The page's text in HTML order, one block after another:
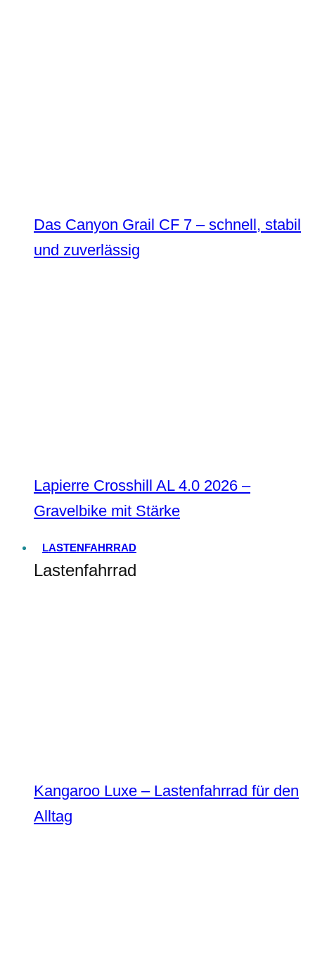
Das Canyon Grail CF 7 – schnell, stabil
und zuverlässig
Lapierre Crosshill AL 4.0 2026 –
Gravelbike mit Stärke
LASTENFAHRRAD
Lastenfahrrad
Kangaroo Luxe – Lastenfahrrad für den
Alltag